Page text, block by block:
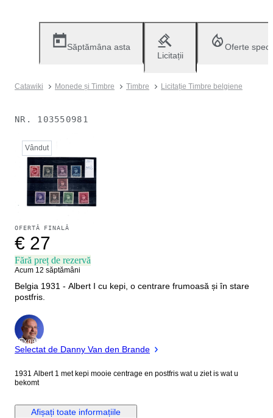
Săptămâna asta
Licitații
Oferte
Catawiki Monede și Timbre Timbre Licitație Timbre belgiene
NR. 103550981
Vândut
OFERTĂ FINALĂ
€ 27
Fără preț de rezervă
Acum 12 săptămâni
Belgia 1931 - Albert I cu kepi, o centrare frumoasă și în stare
postfris.
Expert
Selectat de Danny Van den Brande
1931 Albert 1 met kepi mooie centrage en postfris wat u ziet is wat u
bekomt
Afișați toate informațiile